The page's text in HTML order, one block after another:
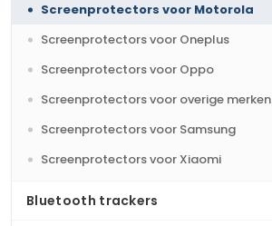
Screenprotectors voor Motorola
Screenprotectors voor Oneplus
Screenprotectors voor Oppo
Screenprotectors voor overige merken
Screenprotectors voor Samsung
Screenprotectors voor Xiaomi
Bluetooth trackers